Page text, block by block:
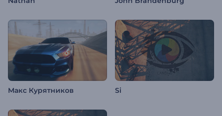
Макс Курятников Si